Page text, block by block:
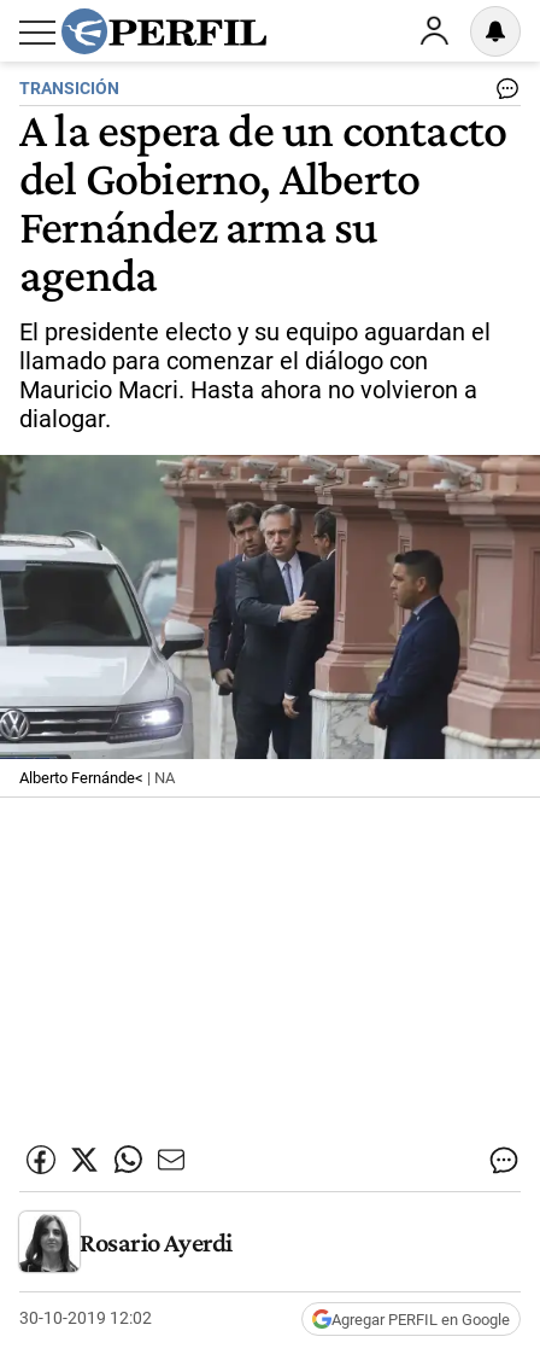
TRANSICIÓN
A la espera de un contacto
del Gobierno, Alberto
Fernández arma su
agenda
El presidente electo y su equipo aguardan el
llamado para comenzar el diálogo con
Mauricio Macri. Hasta ahora no volvieron a
dialogar.
Alberto Fernánde< | NA
Rosario Ayerdi
30-10-2019 12:02 Agregar PERFIL en Google